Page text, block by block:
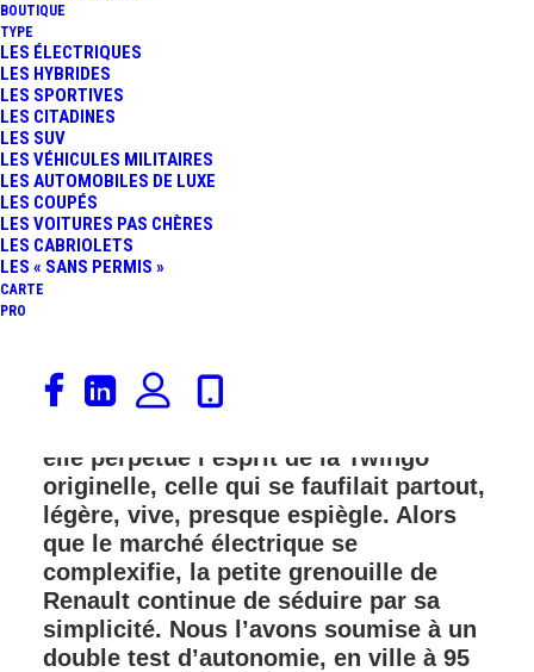
BOUTIQUE
TYPE
LES ÉLECTRIQUES
LES HYBRIDES
LES SPORTIVES
LES CITADINES
LES SUV
LES VÉHICULES MILITAIRES
LES AUTOMOBILES DE LUXE
LES COUPÉS
LES VOITURES PAS CHÈRES
LES CABRIOLETS
LES « SANS PERMIS »
CARTE
PRO
La Renault Twingo E‑Tech électrique
fait partie de ces petites citadines qui
elle perpétue l’esprit de la Twingo
originelle, celle qui se faufilait partout,
légère, vive, presque espiègle. Alors
que le marché électrique se
complexifie, la petite grenouille de
Renault continue de séduire par sa
simplicité. Nous l’avons soumise à un
double test d’autonomie, en ville à 95